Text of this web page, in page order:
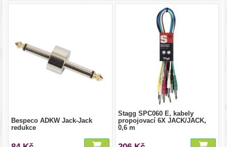
Bespeco ADKW Jack-Jack
redukce
Stagg SPC060 E, kabely
propojovací 6X JACK/JACK,
0,6 m